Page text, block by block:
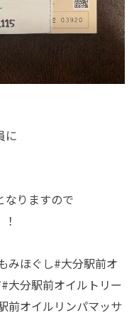
に
なりますので
みほぐし#大分駅前オ
大分駅前オイルトリー
前オイルリンパマッサ